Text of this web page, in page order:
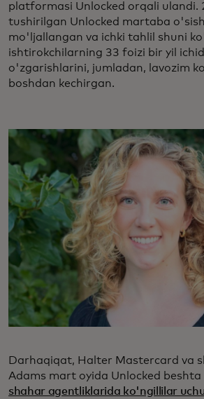
platformasi Unlocked orqali ulandi.
tushirilgan Unlocked martaba
mo'ljallangan va ichki tahlil shuni
ishtirokchilarning 33 foizi bir yil
o'zgarishlarini, jumladan, lavozim
boshdan kechirgan.
Darhaqiqat, Halter Mastercard va
Adams mart oyida Unlocked
shahar agentliklarida ko'ngillilar